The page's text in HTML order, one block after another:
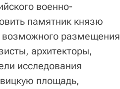
военно-
памятник князю
возможного размещения
архитекторы,
исследования
площадь,